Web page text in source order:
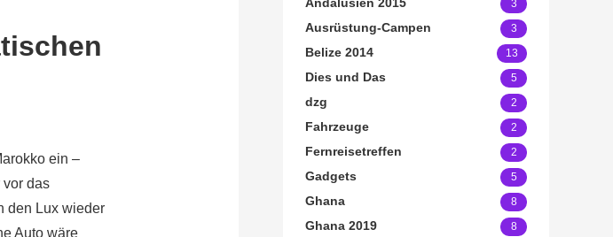
ein –
vor das
den Lux wieder
Auto wäre
3
Ausrüstung-Campen 3
Belize 2014 13
Dies und Das 5
dzg 2
Fahrzeuge 2
Fernreisetreffen 2
Gadgets 5
Ghana 8
Ghana 2019 8